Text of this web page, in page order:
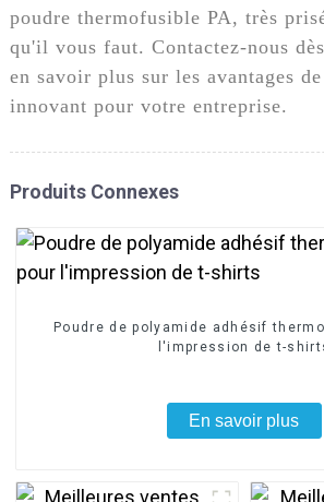
poudre thermofusible PA, très
qu'il vous faut. Contactez-nous
en savoir plus sur les avantages
innovant pour votre entreprise.
Produits Connexes
Poudre de polyamide adhésif
l'impression de t-
En savoir plus